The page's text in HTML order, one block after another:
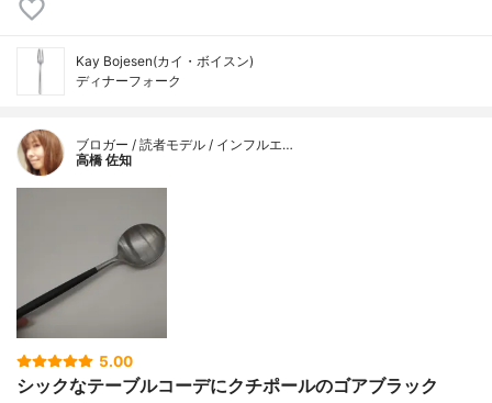
Kay Bojesen(カイ・ボイスン)
ディナーフォーク
ブロガー / 読者モデル / インフルエ…
高橋 佐知
5.00
シックなテーブルコーデにクチポールのゴアブラック